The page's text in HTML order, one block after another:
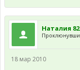
Наталия 82
18 мар 2010